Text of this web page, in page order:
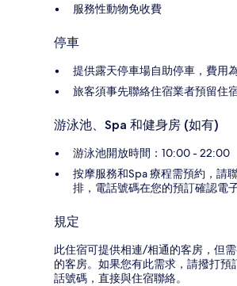
服務性動物免收費
停車
提供露天停車場自助停車，費用
旅客須事先聯絡住宿業者預留住
游泳池、Spa 和健身房 (如有)
游泳池開放時間：10:00 - 22:00
按摩服務和Spa 療程需預約，請
排，電話號碼在您的預訂確認電
規定
此住宿可提供相連/相通的客房，但
的客房。如果您有此需求，請撥打預
話號碼，直接與住宿聯絡。